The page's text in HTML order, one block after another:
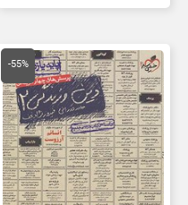
-55%
قیمت
اصلی
55,000 تومان
بود.
قیمت
فعلی
است.